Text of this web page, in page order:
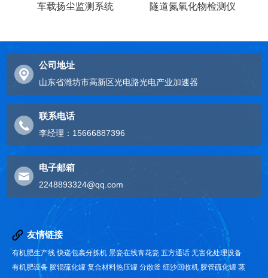
车载扬尘监测系统 隧道氮氧化物检测仪
公司地址
山东省潍坊市高新区光电路光电产业加速器
联系电话
李经理：15666887396
电子邮箱
2248893324@qq.com
友情链接
有机肥生产线 快递包裹分拣机 景瓷在线青花瓷 五方通话 无害化处理设备
有机肥设备 胶辊硫化罐 复合材料热压罐 分散釜 细沙回收机 胶管硫化罐 蒸